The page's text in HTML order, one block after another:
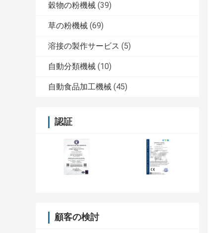
穀物の粉機械 (39)
草の粉機械 (69)
溶接の製作サービス (5)
自動分類機械 (10)
自動食品加工機械 (45)
認証
顧客の検討